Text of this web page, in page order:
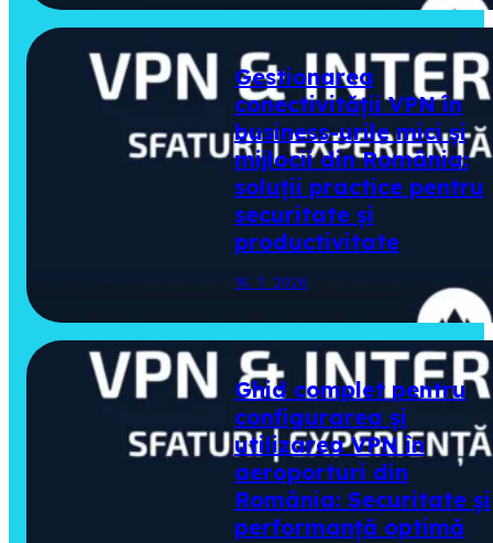
Gestionarea
conectivității VPN în
business-urile mici și
mijlocii din România:
soluții practice pentru
securitate și
productivitate
16. 7. 2026
Ghid complet pentru
configurarea și
utilizarea VPN în
aeroporturi din
România: Securitate și
performanță optimă